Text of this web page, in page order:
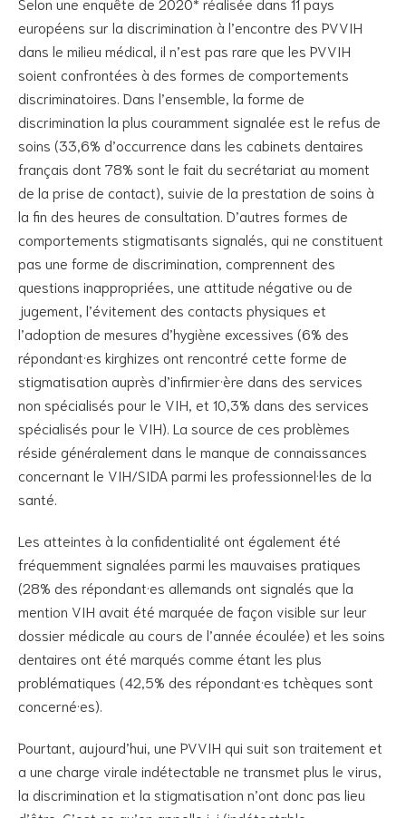
européens sur la discrimination à l’encontre des PVVIH
dans le milieu médical, il n’est pas rare que les PVVIH
soient confrontées à des formes de comportements
discriminatoires. Dans l’ensemble, la forme de
discrimination la plus couramment signalée est le refus de
soins (33,6% d’occurrence dans les cabinets dentaires
français dont 78% sont le fait du secrétariat au moment
de la prise de contact), suivie de la prestation de soins à
la fin des heures de consultation. D’autres formes de
comportements stigmatisants signalés, qui ne constituent
pas une forme de discrimination, comprennent des
questions inappropriées, une attitude négative ou de
jugement, l’évitement des contacts physiques et
l’adoption de mesures d’hygiène excessives (6% des
répondant·es kirghizes ont rencontré cette forme de
stigmatisation auprès d’infirmier·ère dans des services
non spécialisés pour le VIH, et 10,3% dans des services
spécialisés pour le VIH). La source de ces problèmes
réside généralement dans le manque de connaissances
concernant le VIH/SIDA parmi les professionnel·les de la
santé.
Les atteintes à la confidentialité ont également été
fréquemment signalées parmi les mauvaises pratiques
(28% des répondant·es allemands ont signalés que la
mention VIH avait été marquée de façon visible sur leur
dossier médicale au cours de l’année écoulée) et les soins
dentaires ont été marqués comme étant les plus
problématiques (42,5% des répondant·es tchèques sont
concerné·es).
Pourtant, aujourd’hui, une PVVIH qui suit son traitement et
a une charge virale indétectable ne transmet plus le virus,
la discrimination et la stigmatisation n’ont donc pas lieu